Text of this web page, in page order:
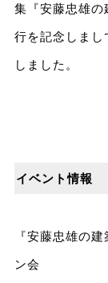
集『安藤忠雄
行を記念しまし
しました。
イベント情報
『安藤忠雄の
ン会